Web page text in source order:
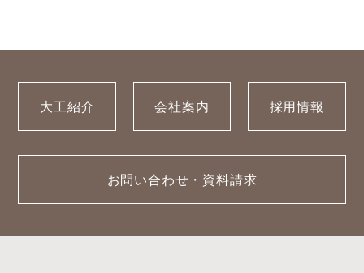
大工紹介 会社案内 採用情報
お問い合わせ・資料請求